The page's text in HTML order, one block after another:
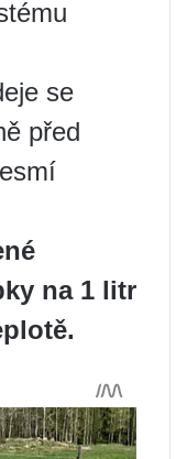
se
před
na 1 litr